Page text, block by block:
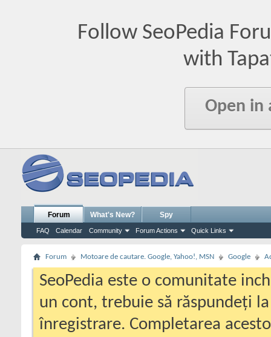
Follow SeoPedia
with
Open in
Forum
FAQ Calendar Community Forum Actions Quick Links
What's New? Spy
Forum Motoare de cautare. Google, Yahoo!, MSN Google
SeoPedia este o comunitate
un cont, trebuie să răspundeți
înregistrare. Completarea